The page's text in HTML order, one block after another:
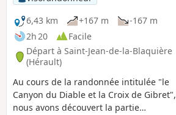
6,43 km
+167 m
-167 m
2h 20
Facile
Départ à Saint-Jean-de-la-Blaquière
(Hérault)
Au cours de la randonnée intitulée "le
Canyon du Diable et la Croix de Gibret",
nous avons découvert la partie